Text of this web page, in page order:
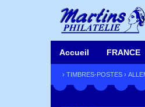
Accueil FRANCE
› TIMBRES-POSTES ›